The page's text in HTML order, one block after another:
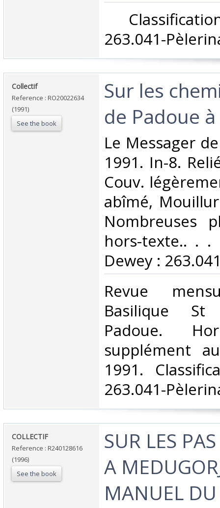
263.041-
‎Collectif‎
Reference : RO20022634
(1991)
See the book
‎Sur les
de Padoue
‎Le Messager
1991. In-8.
Couv.
abîmé,
Nombreuses
hors-texte.. . .
Dewey :
‎Revue
Basilique
Padoue.
supplément
1991.
263.041-
‎COLLECTIF‎
Reference : R240128616
(1996)
See the book
‎SUR LES
A
MANUEL